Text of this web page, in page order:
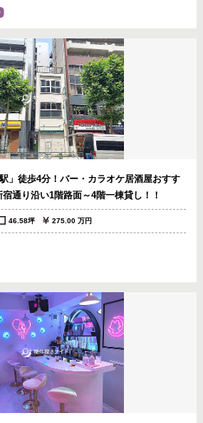
」徒歩4分！バー・カラオケ居酒屋おすす
通り沿い1階路面～4階一棟貸し！！
46.58坪 275.00 万円